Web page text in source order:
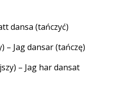
dansa (tańczyć)
– Jag dansar (tańczę)
– Jag har dansat